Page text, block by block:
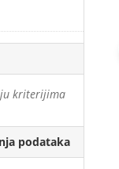
kriterijima
podataka